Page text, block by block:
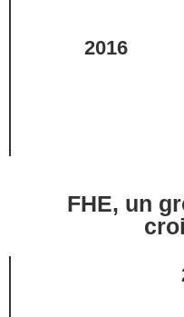
2016
FHE, un